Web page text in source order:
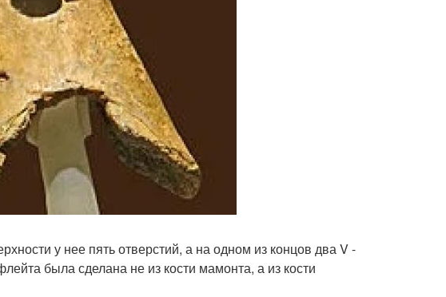
у нее пять отверстий, а на одном из концов два V -
была сделана не из кости мамонта, а из кости